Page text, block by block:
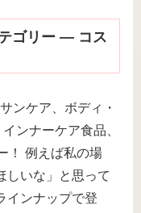
ゴリー ― コス
ンケア、ボディ・
ンナーケア食品、
！ 例えば私の場
しいな」と思って
インナップで登